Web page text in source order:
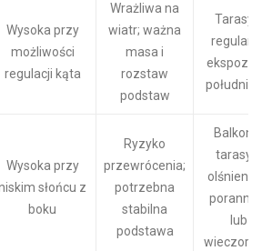
Wysoka przy
możliwości
regulacji kąta
Wrażliwa na
wiatr; ważna
masa i
rozstaw
podstaw
Tarasy
Wysoka przy
słońcu z
boku
Ryzyko
przewrócenia;
potrzebna
stabilna
podstawa
Balkony
tarasy z
lub